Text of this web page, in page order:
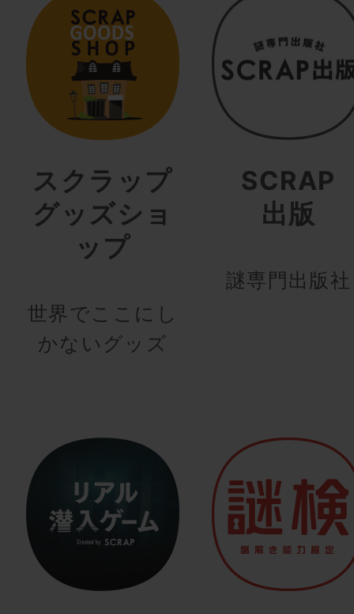
スクラップ
グッズショ
ップ
世界でここにし
かないグッズ
SCRAP
出版
謎専門出版社